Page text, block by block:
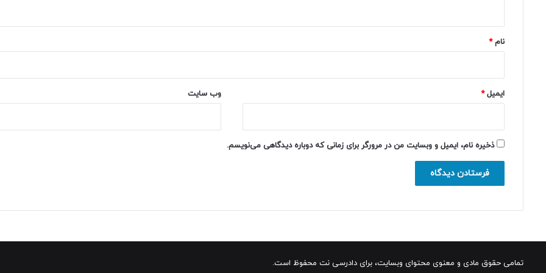
نام*
ایمیل* وب‌ سایت
ذخیره نام، ایمیل و وبسایت من در مرورگر برای زمانی که دوباره دیدگاهی می‌نویسم.
تمامی حقوق مادی و معنوی محتوای وبسایت، برای دادرسی نت محفوظ است.